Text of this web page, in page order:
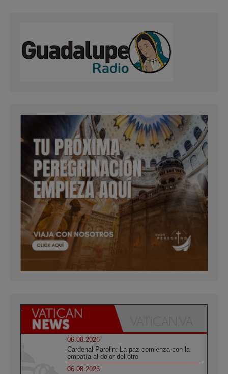
06.08.2026
Cardenal Parolin: La paz comienza con la
empatía al dolor del otro
06.08.2026